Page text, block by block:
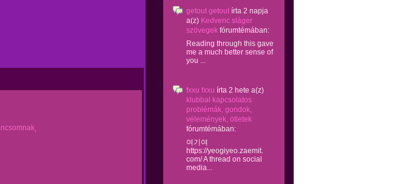
getout getout írta 2 napja
a(z) Kedvenc sláger
szövegek fórumtémában:
Reading through this gave
me a much better sense of
you ...
fxxu fxxu írta 2 hete a(z)
klubbal kapcsolatos
problémák, gondok,
vélemények, ötletek
fórumtémában:
여기여
https://yeogiyeo.zaemit.
com/ A thread on social
media...